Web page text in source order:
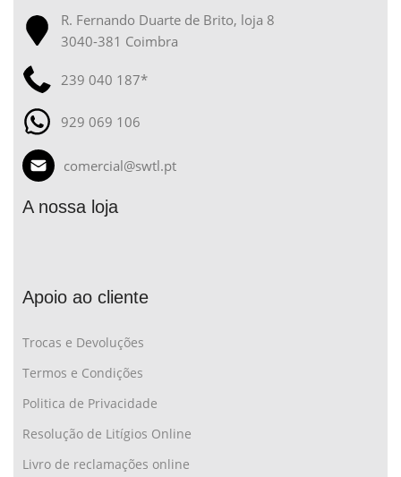
R. Fernando Duarte de Brito, loja 8
3040-381 Coimbra
239 040 187*
929 069 106
comercial@swtl.pt
A nossa loja
Apoio ao cliente
Trocas e Devoluções
Termos e Condições
Politica de Privacidade
Resolução de Litígios Online
Livro de reclamações online